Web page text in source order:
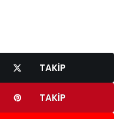
TAKIP
TAKIP